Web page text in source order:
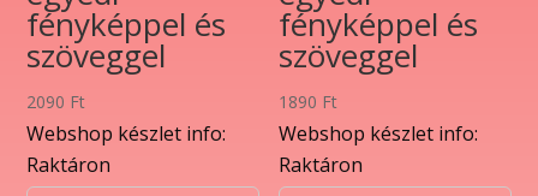
fényképpel és
szöveggel
2090 Ft
Webshop készlet info:
Raktáron
fényképpel és
szöveggel
1890 Ft
Webshop készlet info:
Raktáron